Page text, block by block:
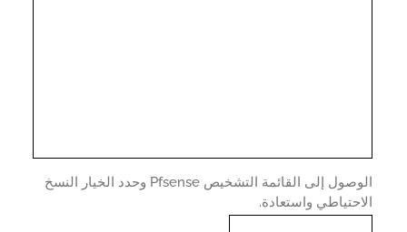
الوصول إلى القائمة التشخيص Pfsense وحدد الخيار النسخ
واستعادة.